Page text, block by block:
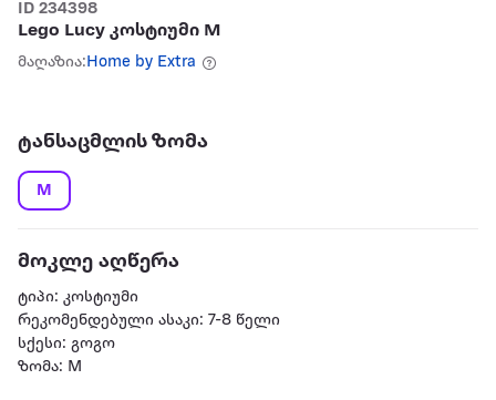
ID 234398
Lego Lucy კოსტიუმი M
მაღაზია:Home by Extra
ტანსაცმლის ზომა
M
მოკლე აღწერა
ტიპი: კოსტიუმი
რეკომენდებული ასაკი: 7-8 წელი
სქესი: გოგო
ზომა: M